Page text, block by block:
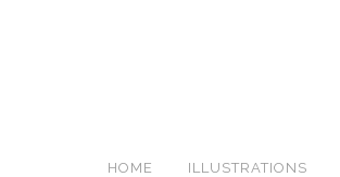
HOME ILLUSTRATIONS